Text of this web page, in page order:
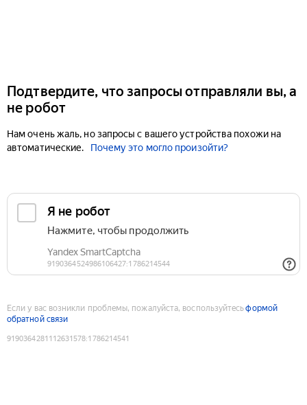
Подтвердите, что запросы отправляли вы, а
не робот
Нам очень жаль, но запросы с вашего устройства похожи на
автоматические.
Почему это могло произойти?
Если у вас возникли проблемы, пожалуйста, воспользуйтесьформой
обратной связи
9190364281112631578:1786214541